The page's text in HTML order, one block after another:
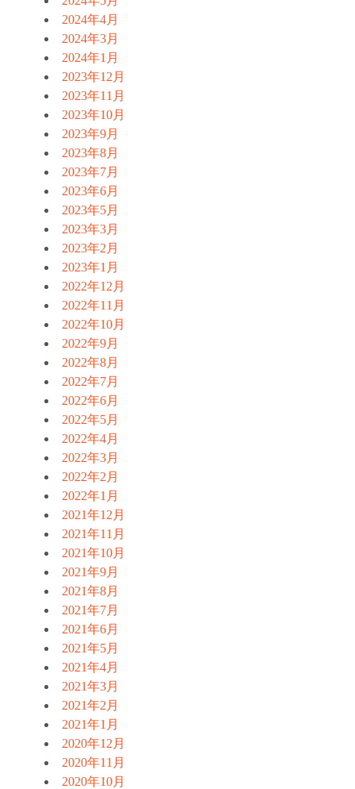
2024年4月
2024年3月
2024年1月
2023年12月
2023年11月
2023年10月
2023年9月
2023年8月
2023年7月
2023年6月
2023年5月
2023年3月
2023年2月
2023年1月
2022年12月
2022年11月
2022年10月
2022年9月
2022年8月
2022年7月
2022年6月
2022年5月
2022年4月
2022年3月
2022年2月
2022年1月
2021年12月
2021年11月
2021年10月
2021年9月
2021年8月
2021年7月
2021年6月
2021年5月
2021年4月
2021年3月
2021年2月
2021年1月
2020年12月
2020年11月
2020年10月